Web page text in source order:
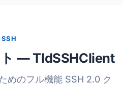
SSH
— TIdSSHClient
めのフル機能 SSH 2.0 ク